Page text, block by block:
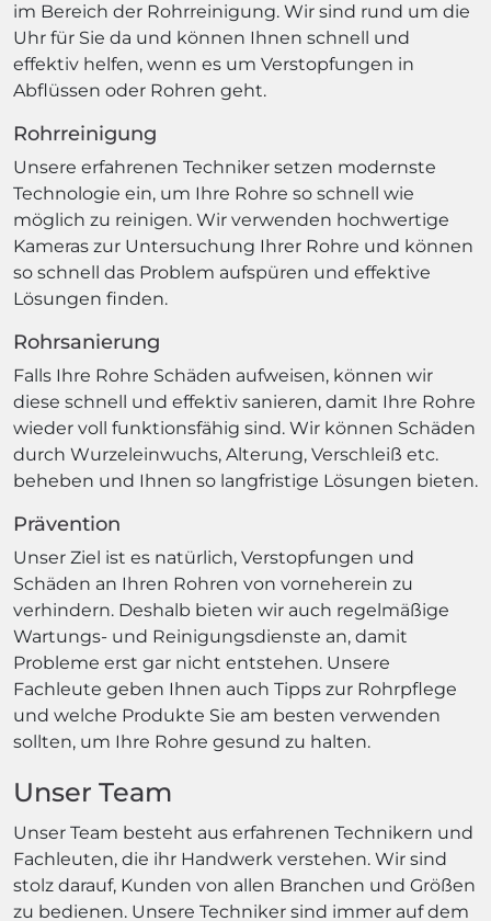
im Bereich der Rohrreinigung. Wir sind rund um die
Uhr für Sie da und können Ihnen schnell und
effektiv helfen, wenn es um Verstopfungen in
Abflüssen oder Rohren geht.
Rohrreinigung
Unsere erfahrenen Techniker setzen modernste
Technologie ein, um Ihre Rohre so schnell wie
möglich zu reinigen. Wir verwenden hochwertige
Kameras zur Untersuchung Ihrer Rohre und können
so schnell das Problem aufspüren und effektive
Lösungen finden.
Rohrsanierung
Falls Ihre Rohre Schäden aufweisen, können wir
diese schnell und effektiv sanieren, damit Ihre Rohre
wieder voll funktionsfähig sind. Wir können Schäden
durch Wurzeleinwuchs, Alterung, Verschleiß etc.
beheben und Ihnen so langfristige Lösungen bieten.
Prävention
Unser Ziel ist es natürlich, Verstopfungen und
Schäden an Ihren Rohren von vorneherein zu
verhindern. Deshalb bieten wir auch regelmäßige
Wartungs- und Reinigungsdienste an, damit
Probleme erst gar nicht entstehen. Unsere
Fachleute geben Ihnen auch Tipps zur Rohrpflege
und welche Produkte Sie am besten verwenden
sollten, um Ihre Rohre gesund zu halten.
Unser Team
Unser Team besteht aus erfahrenen Technikern und
Fachleuten, die ihr Handwerk verstehen. Wir sind
stolz darauf, Kunden von allen Branchen und Größen
zu bedienen. Unsere Techniker sind immer auf dem